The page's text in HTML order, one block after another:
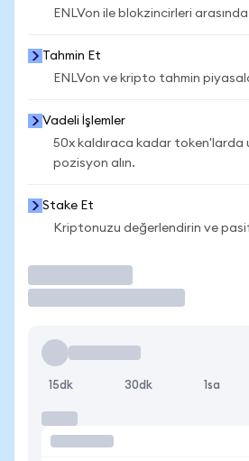
ENLVon ile blokzincirleri arasında
Tahmin Et
ENLVon ve kripto tahmin
Vadeli İşlemler
50x kaldıraca kadar token'larda
pozisyon alın.
Stake Et
Kriptonuzu değerlendirin ve
15dk 30dk 1sa